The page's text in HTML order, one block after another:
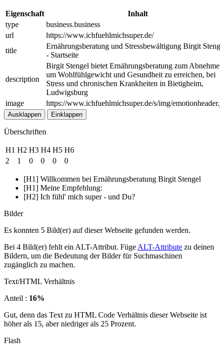
Eigenschaft
Inhalt
type
business.business
url
https://www.ichfuehlmichsuper.de/
title
Ernährungsberatung und Stressbewältigung Birgit
- Startseite
description
Birgit Stengel bietet Ernährungsberatung zum
um Wohlfühlgewicht und Gesundheit zu erreichen, bei
Stress und chronischen Krankheiten in Bietigheim,
Ludwigsburg
image
https://www.ichfuehlmichsuper.de/s/img/
Ausklappen Einklappen
Überschriften
H1 H2 H3 H4 H5 H6
2
1 0 0 0 0
[H1] Willkommen bei Ernährungsberatung Birgit Stengel
[H1] Meine Empfehlung:
[H2] Ich fühl' mich super - und Du?
Bilder
Es konnten 5 Bild(er) auf dieser Webseite gefunden werden.
Bei 4 Bild(er) fehlt ein ALT-Attribut. Füge ALT-Attribute zu deinen
Bildern, um die Bedeutung der Bilder für Suchmaschinen
zugänglich zu machen.
Text/HTML Verhältnis
Anteil : 16%
Gut, denn das Text zu HTML Code Verhältnis dieser Webseite ist
höher als 15, aber niedriger als 25 Prozent.
Flash